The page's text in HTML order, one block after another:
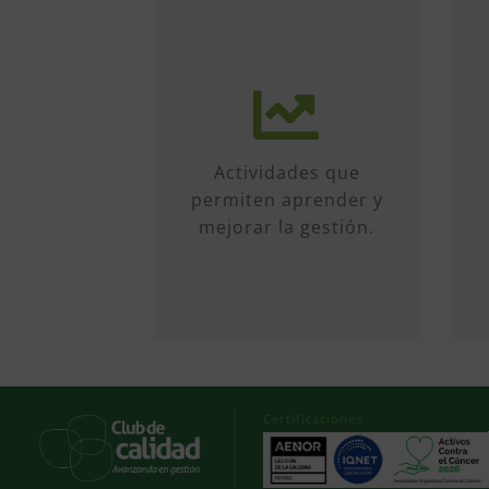
Actividades que
permiten aprender y
mejorar la gestión.
anuales de formato
diverso, sobre
múltiples temas.
Conferencias, talleres,
formación, etc...
Certificaciones